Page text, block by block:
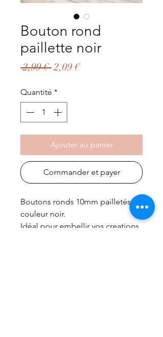
Bouton rond
paillette noir
2,99 € Prix
2,09 €Prix
Quantité *
Ajouter au panier
Commander et payer
Boutons ronds 10mm pailletés de
couleur noir.
Idéal pour embellir vos creations.